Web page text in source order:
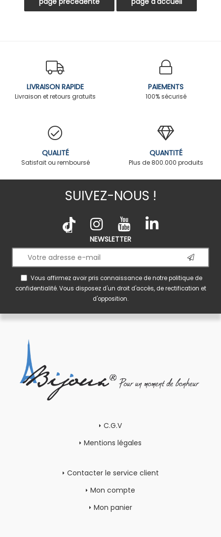
LIVRAISON RAPIDE
Livraison et retours gratuits
PAIEMENTS
100% sécurisé
QUALITÉ
Satisfait ou remboursé
QUANTITÉ
Plus de 800.000 produits
SUIVEZ-NOUS !
NEWSLETTER
Vous affirmez avoir pris connaissance de notrepolitique de
confidentialité. Vous disposez d'un droit d'accès, de rectification et
d'opposition.
C.G.V
Mentions légales
Contacter le service client
Mon compte
Mon panier